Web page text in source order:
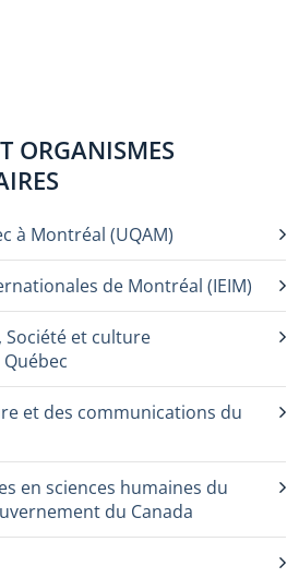
ORGANISMES
à Montréal (UQAM)
de Montréal (IEIM)
Société et culture
et des communications du
en sciences humaines du
du Canada